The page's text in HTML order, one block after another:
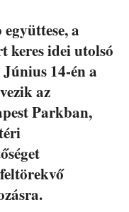
a
keres idei utolsó
14-én a
az
Parkban,